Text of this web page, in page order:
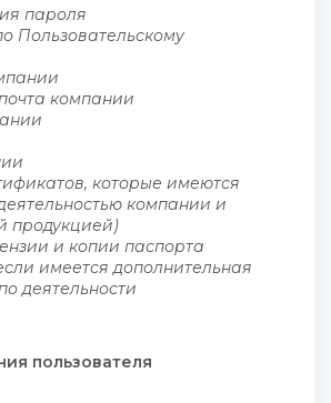
пароля
Пользовательскому
компании
которые имеются
компании и
продукцией)
и копии паспорта
имеется дополнительная
деятельности
пользователя